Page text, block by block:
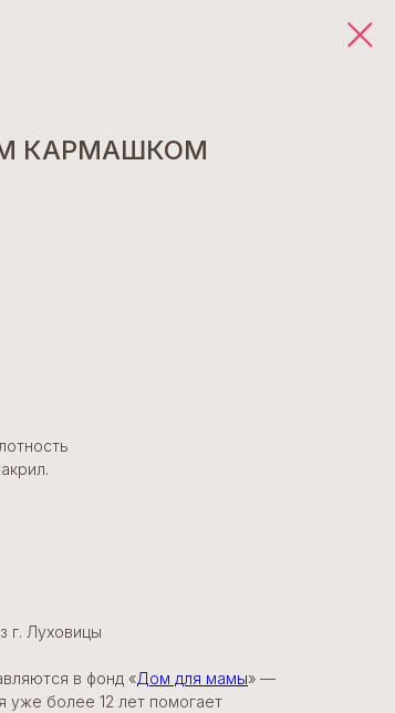
КАРМАШКОМ
г. Луховицы
в фонд «Дом для мамы» —
уже более 12 лет помогает